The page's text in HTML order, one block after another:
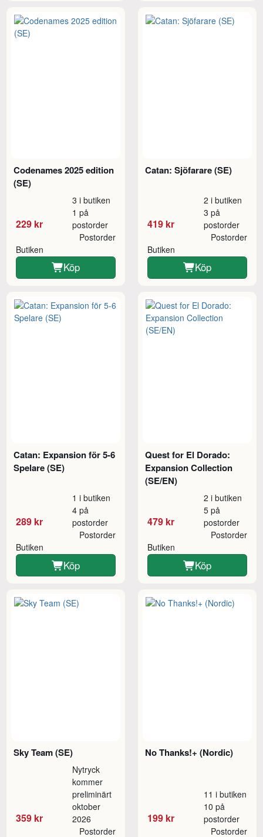
Codenames 2025 edition
(SE)
229 kr
3 i butiken
1 på
postorder
Butiken
Postorder
Köp
Catan: Sjöfarare (SE)
419 kr
2 i butiken
3 på
postorder
Butiken
Postorder
Köp
Catan: Expansion för 5-6
Spelare (SE)
289 kr
1 i butiken
4 på
postorder
Butiken
Postorder
Köp
Quest for El Dorado:
Expansion Collection
(SE/EN)
479 kr
2 i butiken
5 på
postorder
Butiken
Postorder
Köp
Sky Team (SE)
359 kr
Nytryck
kommer
preliminärt
oktober
2026
Postorder
No Thanks!+ (Nordic)
199 kr
11 i butiken
10 på
postorder
Postorder